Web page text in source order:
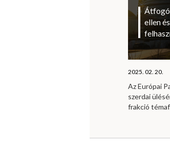
Átfogó
ellen
2025. 02. 20.
Az Európai
szerdai
frakció